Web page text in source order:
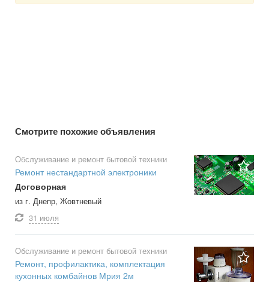
Смотрите похожие объявления
Обслуживание и ремонт бытовой техники
Ремонт нестандартной электроники
Договорная
из г. Днепр, Жовтневый
31 июля
Обслуживание и ремонт бытовой техники
Ремонт, профилактика, комплектация
кухонных комбайнов Мрия 2м